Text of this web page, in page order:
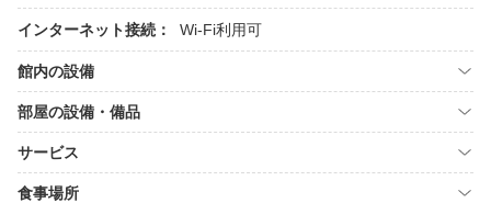
インターネット接続： Wi-Fi利用可
館内の設備
部屋の設備・備品
サービス
食事場所